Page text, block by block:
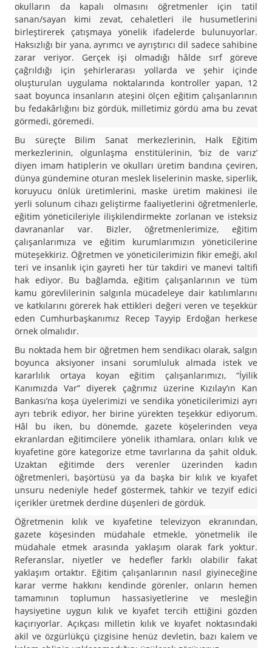
okulların da kapalı olmasını öğretmenler için tatil
sanan/sayan kimi zevat, cehaletleri ile husumetlerini
birleştirerek çatışmaya yönelik ifadelerde bulunuyorlar.
Haksızlığı bir yana, ayrımcı ve ayrıştırıcı dil sadece sahibine
zarar veriyor. Gerçek işi olmadığı hâlde sırf göreve
çağrıldığı için şehirlerarası yollarda ve şehir içinde
oluşturulan uygulama noktalarında kontroller yapan, 12
saat boyunca insanların ateşini ölçen eğitim çalışanlarının
bu fedakârlığını biz gördük, milletimiz gördü ama bu zevat
görmedi, göremedi.
Bu süreçte Bilim Sanat merkezlerinin, Halk Eğitim
merkezlerinin, olgunlaşma enstitülerinin, ‘biz de varız’
diyen imam hatiplerin ve okulları üretim bandına çeviren,
dünya gündemine oturan meslek liselerinin maske, siperlik,
koruyucu önlük üretimlerini, maske üretim makinesi ile
yerli solunum cihazı geliştirme faaliyetlerini öğretmenlerle,
eğitim yöneticileriyle ilişkilendirmekte zorlanan ve isteksiz
davrananlar var. Bizler, öğretmenlerimize, eğitim
çalışanlarımıza ve eğitim kurumlarımızın yöneticilerine
müteşekkiriz. Öğretmen ve yöneticilerimizin fikir emeği, akıl
teri ve insanlık için gayreti her tür takdiri ve manevi taltifi
hak ediyor. Bu bağlamda, eğitim çalışanlarının ve tüm
kamu görevlilerinin salgınla mücadeleye dair katılımlarını
ve katkılarını görerek hak ettikleri değeri veren ve teşekkür
eden Cumhurbaşkanımız Recep Tayyip Erdoğan herkese
örnek olmalıdır.
Bu noktada hem bir öğretmen hem sendikacı olarak, salgın
boyunca aksiyoner insani sorumluluk almada istek ve
kararlılık ortaya koyan eğitim çalışanlarımızı, “İyilik
Kanımızda Var” diyerek çağrımız üzerine Kızılay’ın Kan
Bankası’na koşa üyelerimizi ve sendika yöneticilerimizi ayrı
ayrı tebrik ediyor, her birine yürekten teşekkür ediyorum.
Hâl bu iken, bu dönemde, gazete köşelerinden veya
ekranlardan eğitimcilere yönelik ithamlara, onları kılık ve
kıyafetine göre kategorize etme tavırlarına da şahit olduk.
Uzaktan eğitimde ders verenler üzerinden kadın
öğretmenleri, başörtüsü ya da başka bir kılık ve kıyafet
unsuru nedeniyle hedef göstermek, tahkir ve tezyif edici
içerikler üretmek derdine düşenleri de gördük.
Öğretmenin kılık ve kıyafetine televizyon ekranından,
gazete köşesinden müdahale etmekle, yönetmelik ile
müdahale etmek arasında yaklaşım olarak fark yoktur.
Referanslar, niyetler ve hedefler farklı olabilir fakat
yaklaşım ortaktır. Eğitim çalışanlarının nasıl giyineceğine
karar verme hakkını kendinde görenler, onların hemen
tamamının toplumun hassasiyetlerine ve mesleğin
haysiyetine uygun kılık ve kıyafet tercih ettiğini gözden
kaçırıyorlar. Açıkçası milletin kılık ve kıyafet noktasındaki
akil ve özgürlükçü çizgisine henüz devletin, bazı kalem ve